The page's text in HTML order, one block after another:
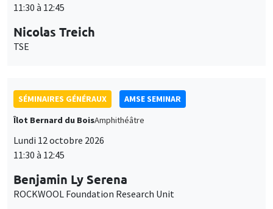
11:30 à 12:45
Nicolas Treich
TSE
SÉMINAIRES GÉNÉRAUX
AMSE SEMINAR
Îlot Bernard du BoisAmphithéâtre
Lundi 12 octobre 2026
11:30 à 12:45
Benjamin Ly Serena
ROCKWOOL Foundation Research Unit